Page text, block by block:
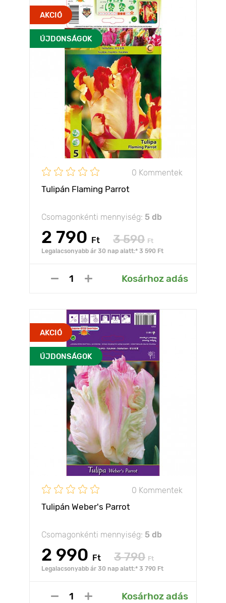
AKCIÓ
ÚJDONSÁGOK
0 Kommentek
Tulipán Flaming Parrot
Csomagonkénti mennyiség: 5 db
2 790 Ft 3 590 Ft
Legalacsonyabb ár 30 nap alatt:* 3 590 Ft
Kosárhoz adás
AKCIÓ
ÚJDONSÁGOK
0 Kommentek
Tulipán Weber's Parrot
Csomagonkénti mennyiség: 5 db
2 990 Ft 3 790 Ft
Legalacsonyabb ár 30 nap alatt:* 3 790 Ft
Kosárhoz adás